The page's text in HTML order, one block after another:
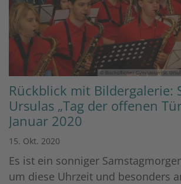
© Bischöfliches Gymnasium St.
Rückblick mit Bildergalerie:
Ursulas „Tag der offenen
Januar 2020
15. Okt. 2020
Es ist ein sonniger
um diese Uhrzeit und besonders